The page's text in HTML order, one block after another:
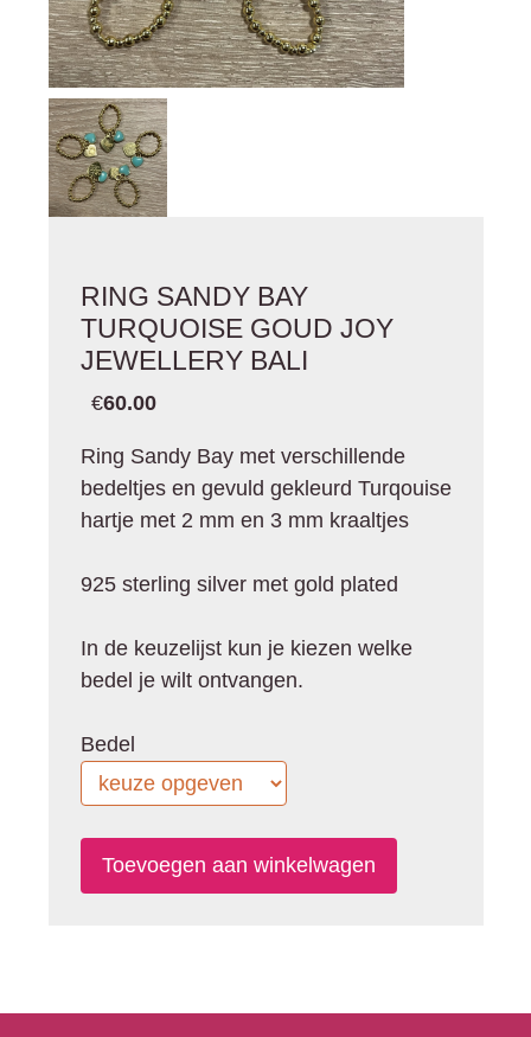
RING SANDY BAY
TURQUOISE GOUD JOY
JEWELLERY BALI
€60.00
Ring Sandy Bay met verschillende
bedeltjes en gevuld gekleurd Turqouise
hartje met 2 mm en 3 mm kraaltjes
925 sterling silver met gold plated
In de keuzelijst kun je kiezen welke
bedel je wilt ontvangen.
Bedel